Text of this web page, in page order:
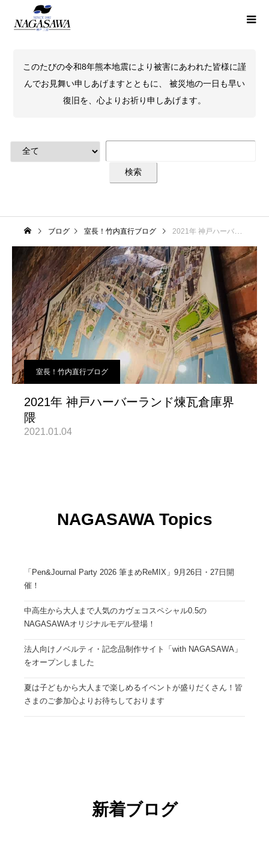
このたびの令和8年熊本地震により被害にあわれた皆様に謹
んでお見舞い申しあげますとともに、 被災地の一日も早い
復旧を、心よりお祈り申しあげます。
ブログ 室長！竹内直行ブログ 2021年 神戸ハーバーランド煉瓦倉庫界隈
室長！竹内直行ブログ
2021年 神戸ハーバーランド煉瓦倉庫界
隈
2021.01.04
NAGASAWA Topics
「Pen&Journal Party 2026 筆まめReMIX」9月26日・27日開
催！
中高生から大人まで人気のカヴェコスペシャル0.5の
NAGASAWAオリジナルモデル登場！
法人向けノベルティ・記念品制作サイト「with NAGASAWA」
をオープンしました
夏は子どもから大人まで楽しめるイベントが盛りだくさん！皆
さまのご参加心よりお待ちしております
新着ブログ